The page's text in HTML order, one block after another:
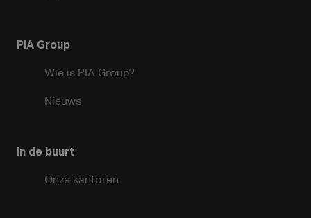
PIA Group
Wie is PIA Group?
Nieuws
In de buurt
Onze kantoren